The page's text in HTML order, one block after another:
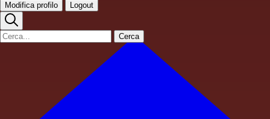
Modifica profilo Logout
Cerca